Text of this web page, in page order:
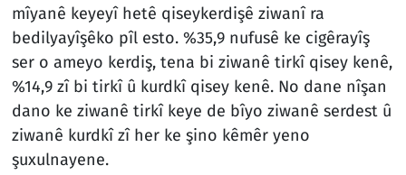
mîyanê keyeyî hetê qiseykerdişê ziwanî ra
bedilyayîşêko pîl esto. %35,9 nufusê ke cigêrayîş
ser o ameyo kerdiş, tena bi ziwanê tirkî qisey kenê,
%14,9 zî bi tirkî û kurdkî qisey kenê. No dane nîşan
dano ke ziwanê tirkî keye de bîyo ziwanê serdest û
ziwanê kurdkî zî her ke şino kêmêr yeno
şuxulnayene.